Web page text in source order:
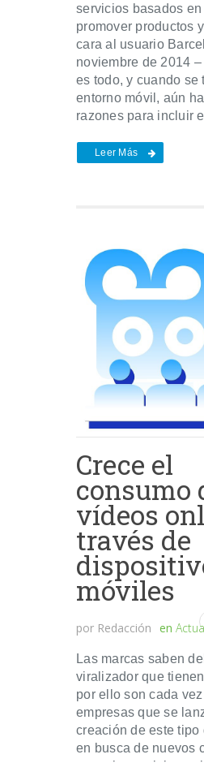
servicios basados en
promover productos
cara al usuario
noviembre de 2014
es todo, y cuando se
entorno móvil, aún
razones para incluir
Leer Más
Crece el
consumo
vídeos
través de
móviles
por Redacción en
Las marcas saben
viralizador que
por ello son cada
empresas que se
creación de este tipo
en busca de nuevos